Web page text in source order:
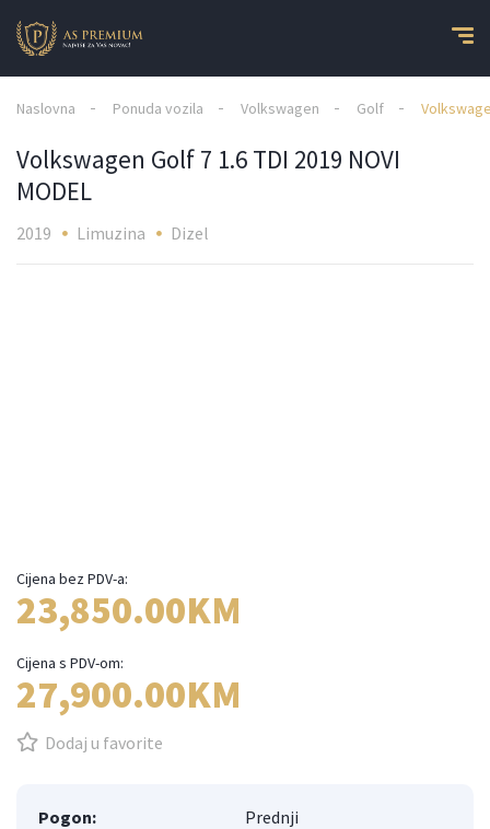
Naslovna Ponuda vozila Volkswagen Golf
Volkswagen Golf 7 1.6 TDI 2019 NOVI
MODEL
2019 Limuzina Dizel
Cijena bez PDV-a:
23,850.00KM
Cijena s PDV-om:
27,900.00KM
Dodaj u favorite
Pogon:
Prednji